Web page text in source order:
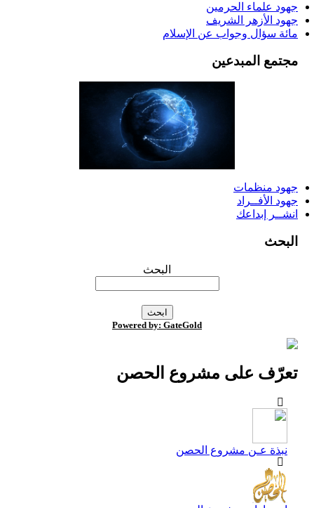
جهود علماء الحرمين
جهود الأزهر الشريف
مائة سؤال وجواب عن الإسلام
مجتمع المبدعين
جهود منظمات
جهود الأفــراد
انشــر إبداعك
البحث
البحث
Powered by: GateGold
تعرّف على مشروع الحصن
نبذة عـن مشروع الحصن